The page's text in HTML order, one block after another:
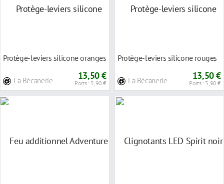
Protège-leviers silicone oranges
La Bécanerie 13,50 €
Ports : 5,90 €
Protège-leviers silicone rouges
La Bécanerie 13,50 €
Ports : 5,90 €